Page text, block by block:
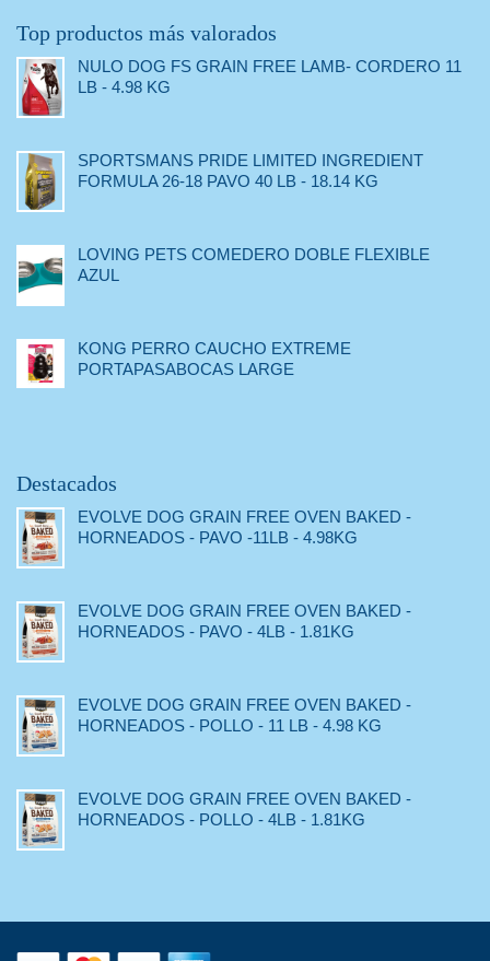
Top productos más valorados
NULO DOG FS GRAIN FREE LAMB- CORDERO 11
LB - 4.98 KG
SPORTSMANS PRIDE LIMITED INGREDIENT
FORMULA 26-18 PAVO 40 LB - 18.14 KG
LOVING PETS COMEDERO DOBLE FLEXIBLE
AZUL
KONG PERRO CAUCHO EXTREME
PORTAPASABOCAS LARGE
Destacados
EVOLVE DOG GRAIN FREE OVEN BAKED -
HORNEADOS - PAVO -11LB - 4.98KG
EVOLVE DOG GRAIN FREE OVEN BAKED -
HORNEADOS - PAVO - 4LB - 1.81KG
EVOLVE DOG GRAIN FREE OVEN BAKED -
HORNEADOS - POLLO - 11 LB - 4.98 KG
EVOLVE DOG GRAIN FREE OVEN BAKED -
HORNEADOS - POLLO - 4LB - 1.81KG